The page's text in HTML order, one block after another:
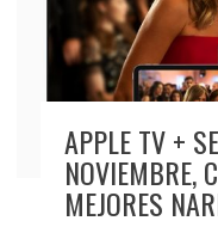
APPLE TV +
NOVIEMBRE,
MEJORES